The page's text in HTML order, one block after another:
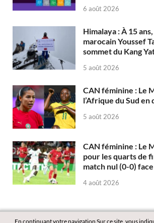
6 août 2026
Himalaya : À 15
marocain Youssef
sommet du Kang
5 août 2026
CAN féminine : Le
l’Afrique du Sud
5 août 2026
CAN féminine : Le
pour les quarts de
match nul (0-0)
4 août 2026
En continuant votre navigation Sur ce site, vous